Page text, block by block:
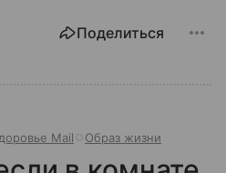
Поделиться
Mail Образ жизни